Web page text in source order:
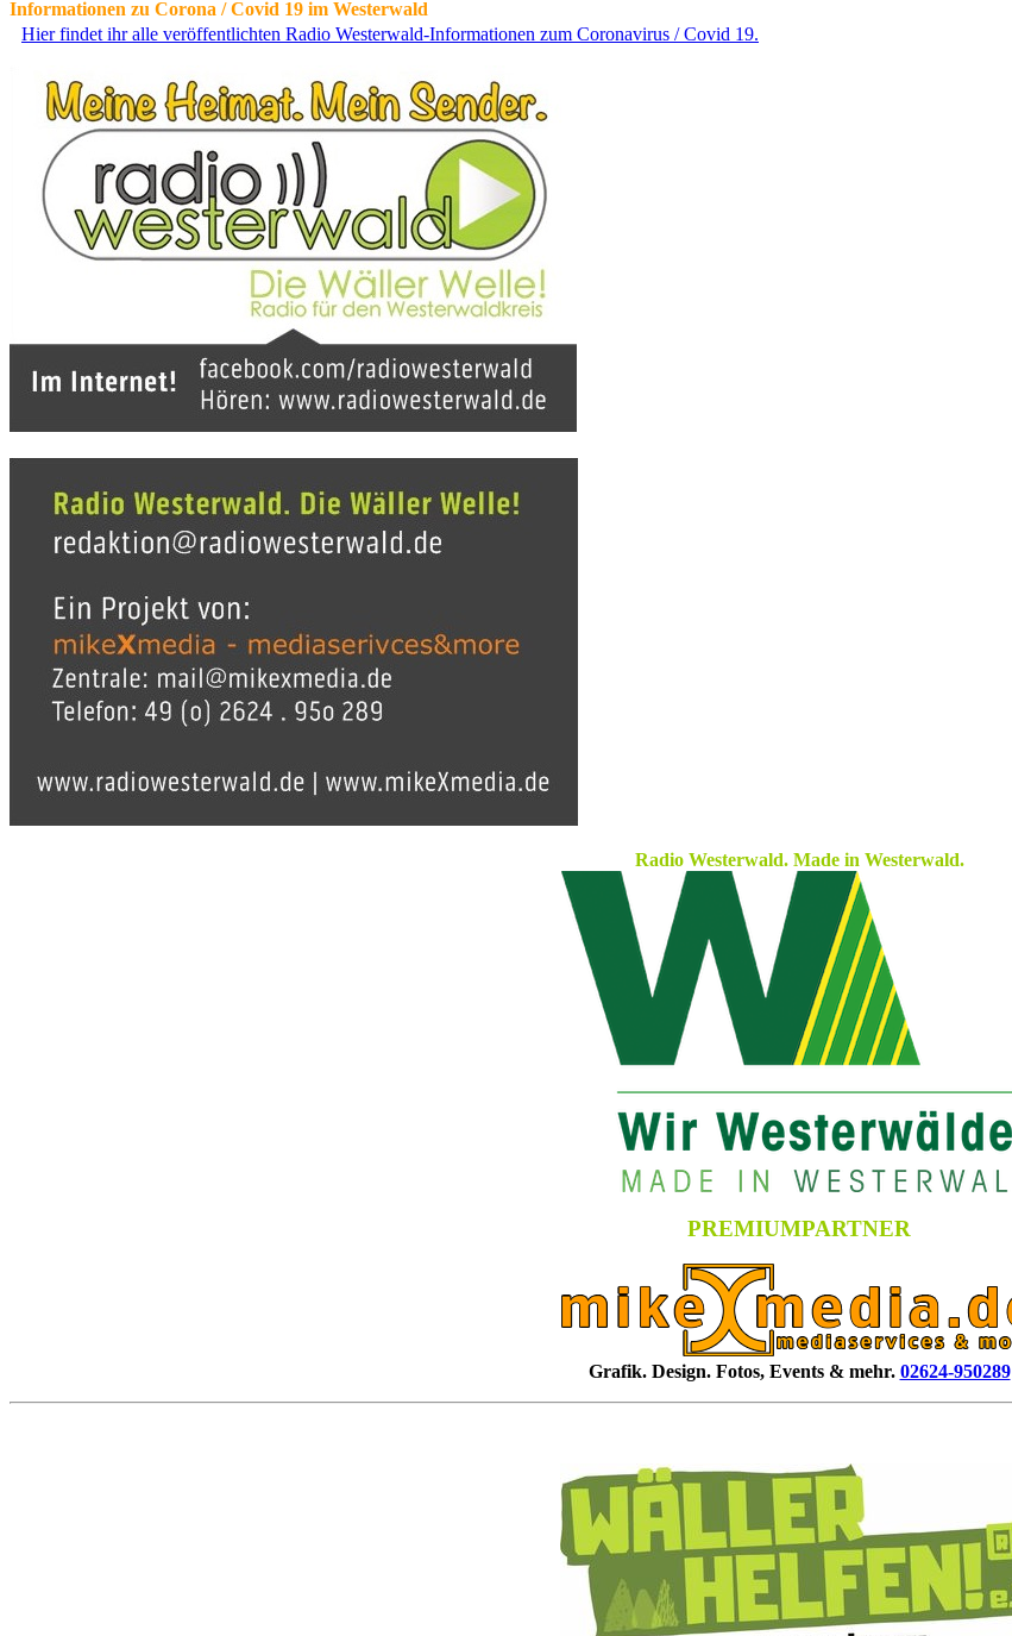
Informationen zu Corona / Covid 19 im Westerwald
Hier findet ihr alle veröffentlichten Radio Westerwald-Informationen zum Coronavirus / Covid 19.
Radio Westerwald. Made in Westerwald.
PREMIUMPARTNER
Grafik. Design. Fotos, Events & mehr. 02624-950289